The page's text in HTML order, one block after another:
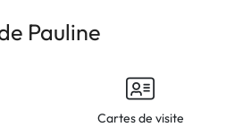
Pauline
Cartes de visite